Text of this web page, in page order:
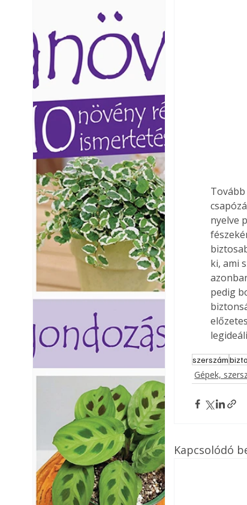
nyelve
ki, ami
pedig
szerszám
Gépek,
Kapcsolódó